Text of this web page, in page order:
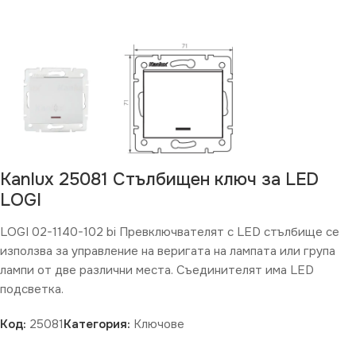
Kanlux 25081 Стълбищен ключ за LED
LOGI
LOGI 02-1140-102 bi Превключвателят с LED стълбище се
използва за управление на веригата на лампата или група
лампи от две различни места. Съединителят има LED
подсветка.
Код: 25081Категория: Ключове